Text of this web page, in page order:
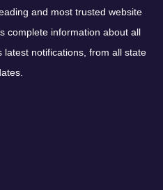
and most trusted website
complete information about all
latest notifications, from all state